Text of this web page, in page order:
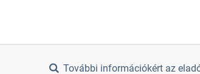
További információkért az